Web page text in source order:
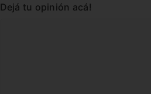
Dejá tu opinión acá!